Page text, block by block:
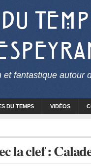
et fantastique autour
DU TEMPS VIDÉOS
la clef :